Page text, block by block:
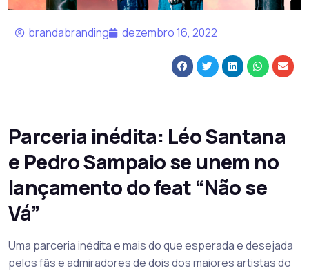
brandabranding dezembro 16, 2022
Parceria inédita: Léo Santana
e Pedro Sampaio se unem no
lançamento do feat “Não se
Vá”
Uma parceria inédita e mais do que esperada e desejada
pelos fãs e admiradores de dois dos maiores artistas do